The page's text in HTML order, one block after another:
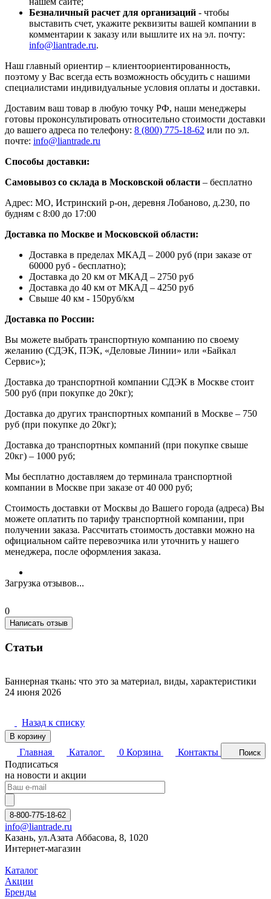
Безналичный расчет для организаций - чтобы
выставить счет, укажите реквизиты вашей компании в
комментарии к заказу или вышлите их на эл. почту:
info@liantrade.ru.
Наш главный ориентир – клиентоориентированность,
поэтому у Вас всегда есть возможность обсудить с нашими
специалистами индивидуальные условия оплаты и доставки.
Доставим ваш товар в любую точку РФ, наши менеджеры
готовы проконсультировать относительно стоимости доставки
до вашего адреса по телефону: 8 (800) 775-18-62 или по эл.
почте: info@liantrade.ru
Способы доставки:
Самовывоз со склада в Московской области – бесплатно
Адрес: МО, Истринский р-он, деревня Лобаново, д.230, по
будням с 8:00 до 17:00
Доставка по Москве и Московской области:
Доставка в пределах МКАД – 2000 руб (при заказе от
60000 руб - бесплатно);
Доставка до 20 км от МКАД – 2750 руб
Доставка до 40 км от МКАД – 4250 руб
Свыше 40 км - 150руб/км
Доставка по России:
Вы можете выбрать транспортную компанию по своему
желанию (СДЭК, ПЭК, «Деловые Линии» или «Байкал
Сервис»);
Доставка до транспортной компании СДЭК в Москве стоит
500 руб (при покупке до 20кг);
Доставка до других транспортных компаний в Москве – 750
руб (при покупке до 20кг);
Доставка до транспортных компаний (при покупке свыше
20кг) – 1000 руб;
Мы бесплатно доставляем до терминала транспортной
компании в Москве при заказе от 40 000 руб;
Стоимость доставки от Москвы до Вашего города (адреса) Вы
можете оплатить по тарифу транспортной компании, при
получении заказа. Рассчитать стоимость доставки можно на
официальном сайте перевозчика или уточнить у нашего
менеджера, после оформления заказа.
Загрузка отзывов...
0
Написать отзыв
Статьи
Баннерная ткань: что это за материал, виды, характеристики
24 июня 2026
Назад к списку
В корзину
Главная Каталог 0 Корзина Контакты Поиск
Подписаться
на новости и акции
8-800-775-18-62
info@liantrade.ru
Казань, ул.Азата Аббасова, 8, 1020
Интернет-магазин
Каталог
Акции
Бренды